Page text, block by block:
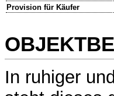
Provision für Käufer
In ruhiger